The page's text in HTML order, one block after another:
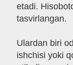
etadi.
tasvirlangan.
Ulardan biri
ishchisi yoki